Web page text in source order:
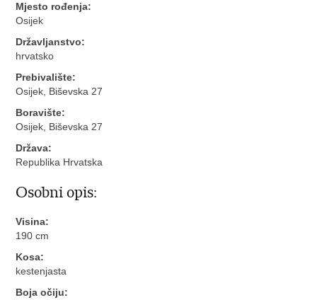
Mjesto rođenja:
Osijek
Državljanstvo:
hrvatsko
Prebivalište:
Osijek, Biševska 27
Boravište:
Osijek, Biševska 27
Država:
Republika Hrvatska
Osobni opis:
Visina:
190 cm
Kosa:
kestenjasta
Boja očiju: